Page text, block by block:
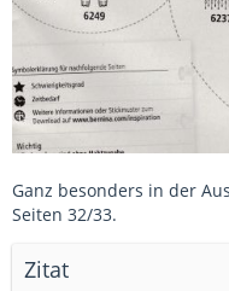
Ganz besonders in der
Seiten 32/33.
Zitat